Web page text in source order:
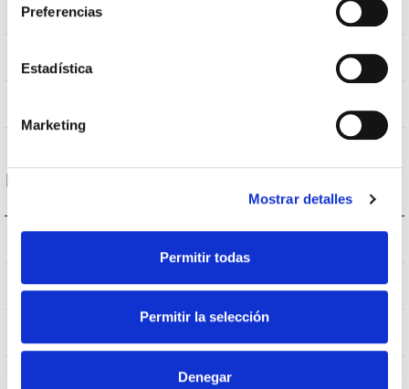
Preferencias
Estadística
Marketing
Mostrar detalles
Permitir todas
Permitir la selección
Denegar
Température de coleur 4000k
CRI Indice de rendu des couleurs >70
Logement et finition
Indice d’étanchéité IP 66